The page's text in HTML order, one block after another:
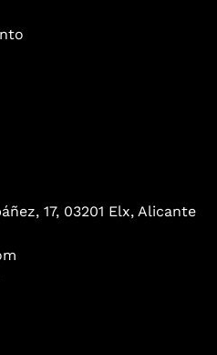
17, 03201 Elx, Alicante